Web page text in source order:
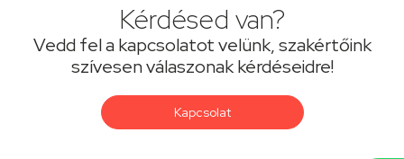
Kérdésed van?
Vedd fel a kapcsolatot velünk, szakértőink
szívesen válaszonak kérdéseidre!
Kapcsolat